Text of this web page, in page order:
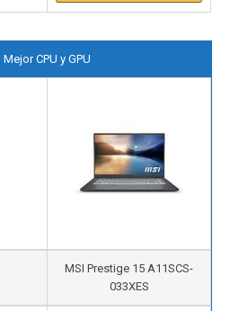
Mejor CPU y GPU
MSI Prestige 15 A11SCS-
033XES